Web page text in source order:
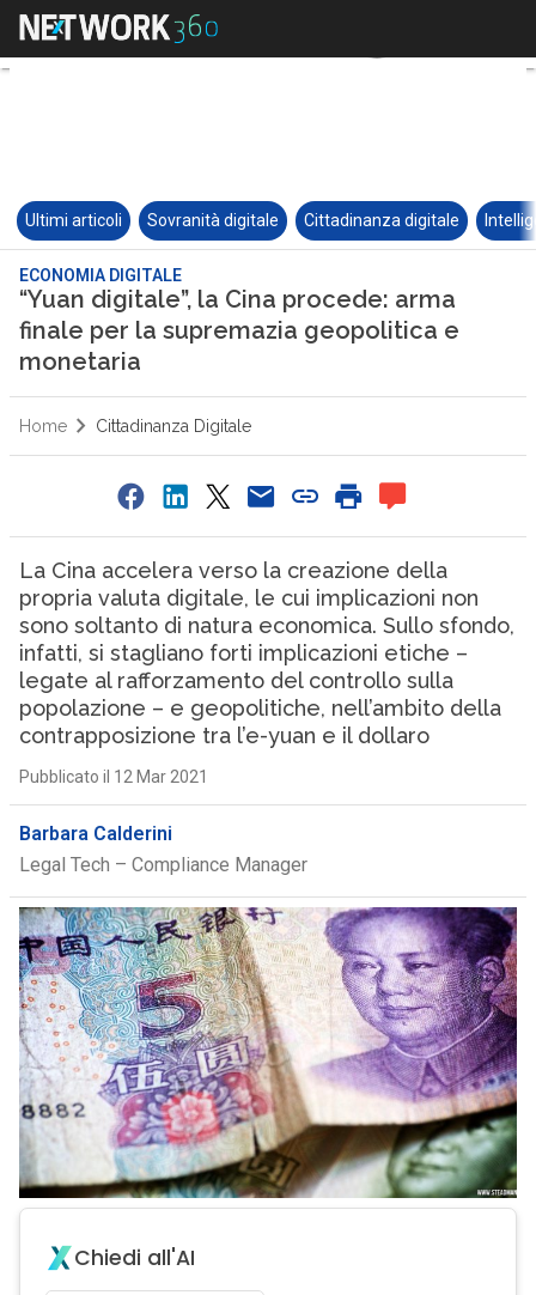
Ultimi articoli Sovranità digitale Cittadinanza digitale
ECONOMIA DIGITALE
“Yuan digitale”, la Cina procede: arma
finale per la supremazia geopolitica e
monetaria
Home Cittadinanza Digitale
La Cina accelera verso la creazione della
propria valuta digitale, le cui implicazioni non
sono soltanto di natura economica. Sullo sfondo,
infatti, si stagliano forti implicazioni etiche –
legate al rafforzamento del controllo sulla
popolazione – e geopolitiche, nell’ambito della
contrapposizione tra l’e-yuan e il dollaro
Pubblicato il 12 Mar 2021
Barbara Calderini
Legal Tech – Compliance Manager
Chiedi all'AI